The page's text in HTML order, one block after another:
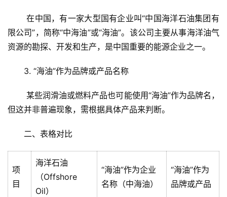
在中国，有一家大型国有企业叫“中国海洋石油集团有
限公司”，简称“中海油”或“海油”。该公司主要从事海洋油气
资源的勘探、开发和生产，是中国重要的能源企业之一。
3. “海油”作为品牌或产品名称
但这并非普遍现象，需根据具体产品来判断。
二、表格对比
项
目
海洋石油
（Offshore
Oil）
“海油”作为企业
名称（中海油）
“海油”作为
品牌或产品